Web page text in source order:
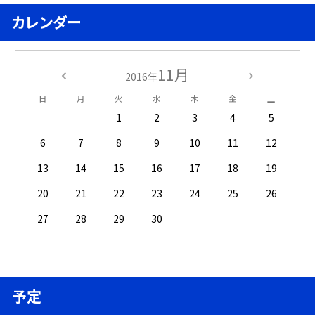
カレンダー
2016年11月
日 月 火 水 木 金 土
1 2 3 4
5
6
7 8 9 10 11
12
13
14 15 16 17 18
19
20
21 22 23 24 25
26
27
28 29 30
予定